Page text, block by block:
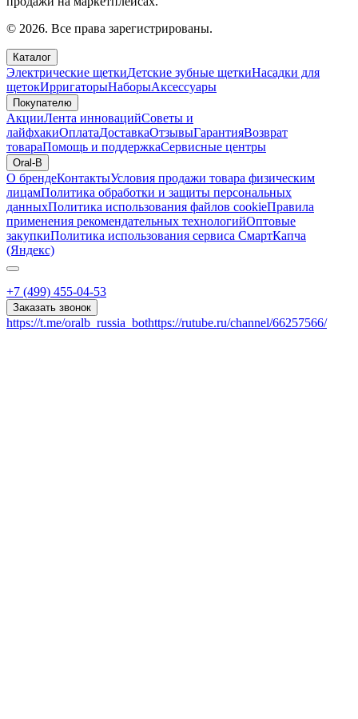
© 2026. Все права зарегистрированы.
Каталог
Электрические щеткиДетские зубные щеткиНасадки для
щетокИрригаторыНаборыАксессуары
Покупателю
АкцииЛента инновацийСоветы и
лайфхакиОплатаДоставкаОтзывыГарантияВозврат
товараПомощь и поддержкаСервисные центры
Oral-B
О брендеКонтактыУсловия продажи товара физическим
лицамПолитика обработки и защиты персональных
данныхПолитика использования файлов cookieПравила
применения рекомендательных технологийОптовые
закупкиПолитика использования сервиса СмартКапча
(Яндекс)
+7 (499) 455-04-53
Заказать звонок
https://t.me/oralb_russia_bothttps://rutube.ru/channel/66257566/